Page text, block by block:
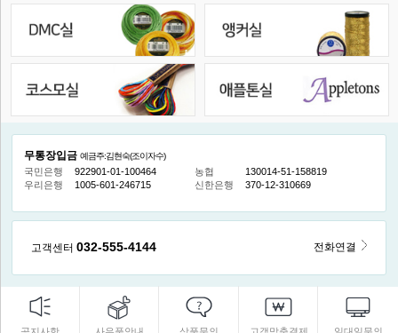
무통장입금 예금주:김현숙(조이자수)
국민은행 922901-01-100464 농협
130014-51-158819
우리은행
1005-601-246715 신한은행 370-12-310669
고객센터032-555-4144 전화연결